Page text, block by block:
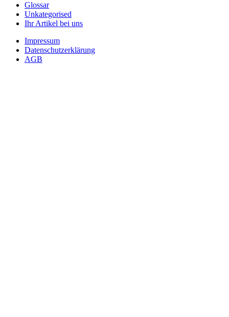
Glossar
Unkategorised
Ihr Artikel bei uns
Impressum
Datenschutzerklärung
AGB